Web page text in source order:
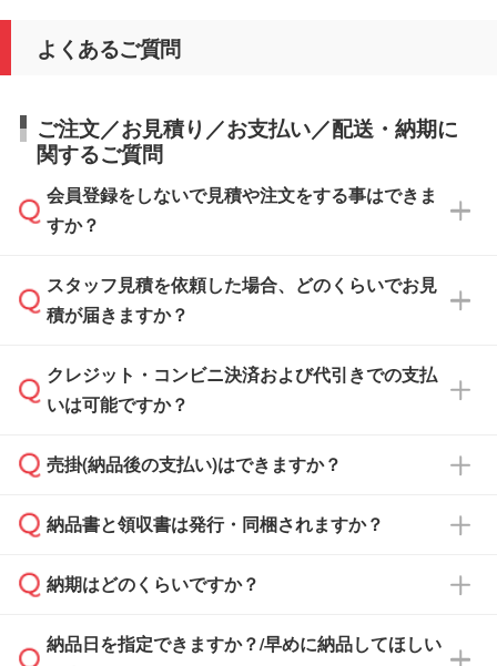
よくあるご質問
ご注文／お見積り／お支払い／配送・納期に
関するご質問
会員登録をしないで見積や注文をする事はできま
すか？
可能です。見積・注文フォームにて『ゲストの
まま進む』ボタンからお進みのうえ、ご依頼く
スタッフ見積を依頼した場合、どのくらいでお見
積が届きますか？
通常、翌営業日までにお送りしております。混
雑状況によっては、お時間をいただくこともご
依頼いただいた場合は、翌営業日以降のご連絡
クレジット・コンビニ決済および代引きでの支払
いは可能ですか？
銀行振込のみのご対応となります。
売掛(納品後の支払い)はできますか？
基本的には先入金をお願いしておりますが、自
どの場合は、月末締め翌月末払いに対応可能で
納品書と領収書は発行・同梱されますか？
納品書・領収書は ご依頼をいただいた場合の
ず、通常はPDFデータをメール添付でお送りし
納期はどのくらいですか？
・印刷する場合(500個程度)
納品日を指定できますか？/早めに納品してほしい